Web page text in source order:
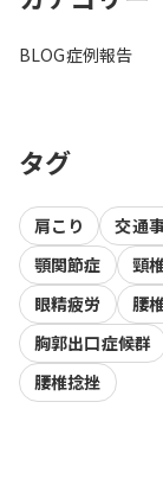
BLOG症例報告
タグ
肩こり 交通
顎関節症
頸
眼精疲労
腰
胸郭出口症候群
腰椎捻挫